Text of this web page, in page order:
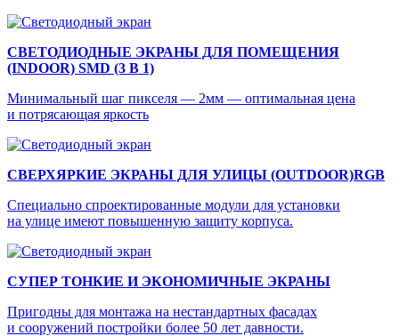
СВЕТОДИОДНЫЕ ЭКРАНЫ ДЛЯ ПОМЕЩЕНИЯ
(INDOOR) SMD (3 В 1)
Минимальный шаг пикселя — 2мм — оптимальная цена
и потрясающая яркость
СВЕРХЯРКИЕ ЭКРАНЫ ДЛЯ УЛИЦЫ (OUTDOOR)RGB
Специально спроектированные модули для установки
на улице имеют повышенную защиту корпуса.
СУПЕР ТОНКИЕ И ЭКОНОМИЧНЫЕ ЭКРАНЫ
Пригодны для монтажа на нестандартных фасадах
и сооружений постройки более 50 лет давности.